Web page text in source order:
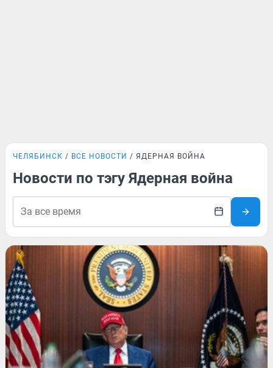
ЧЕЛЯБИНСК ВСЕ НОВОСТИ ЯДЕРНАЯ ВОЙНА
Новости по тэгу Ядерная война